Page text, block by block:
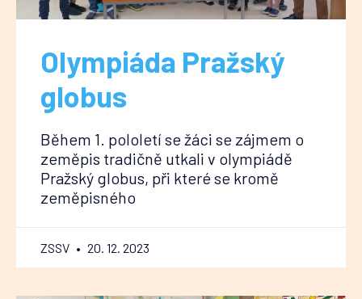
Olympiáda Pražský
globus
Během 1. pololetí se žáci se zájmem o
zeměpis tradičně utkali v olympiádě
Pražský globus, při které se kromě
zeměpisného
ZSSV 20. 12. 2023